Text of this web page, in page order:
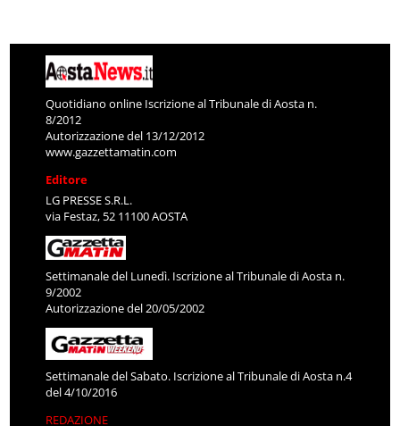
Quotidiano online Iscrizione al Tribunale di Aosta n.
8/2012
Autorizzazione del 13/12/2012
www.gazzettamatin.com
Editore
LG PRESSE S.R.L.
via Festaz, 52 11100 AOSTA
Settimanale del Lunedì. Iscrizione al Tribunale di Aosta n.
9/2002
Autorizzazione del 20/05/2002
Settimanale del Sabato. Iscrizione al Tribunale di Aosta n.4
del 4/10/2016
REDAZIONE